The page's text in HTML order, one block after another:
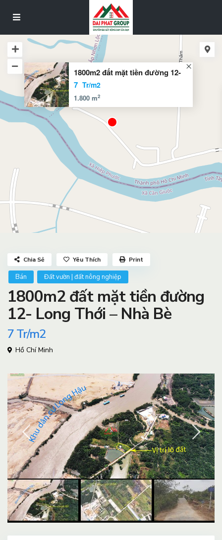
1800m2 đất mặt tiền đường 12-
7 Tr/m2
1.800 m2
Bán Đất vườn | đất nông nghiệp
1800m2 đất mặt tiền đường
12- Long Thới – Nhà Bè
7Tr/m2
Hồ Chí Minh
Chia Sẻ Yêu Thích Print